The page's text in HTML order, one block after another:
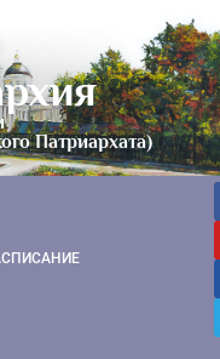
Патриархата)